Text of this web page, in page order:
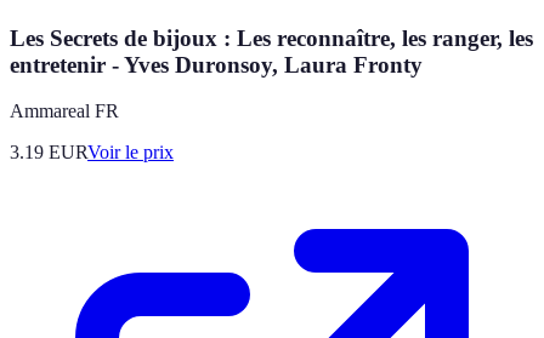
Les Secrets de bijoux : Les reconnaître, les ranger, les
entretenir - Yves Duronsoy, Laura Fronty
Ammareal FR
3.19 EURVoir le prix